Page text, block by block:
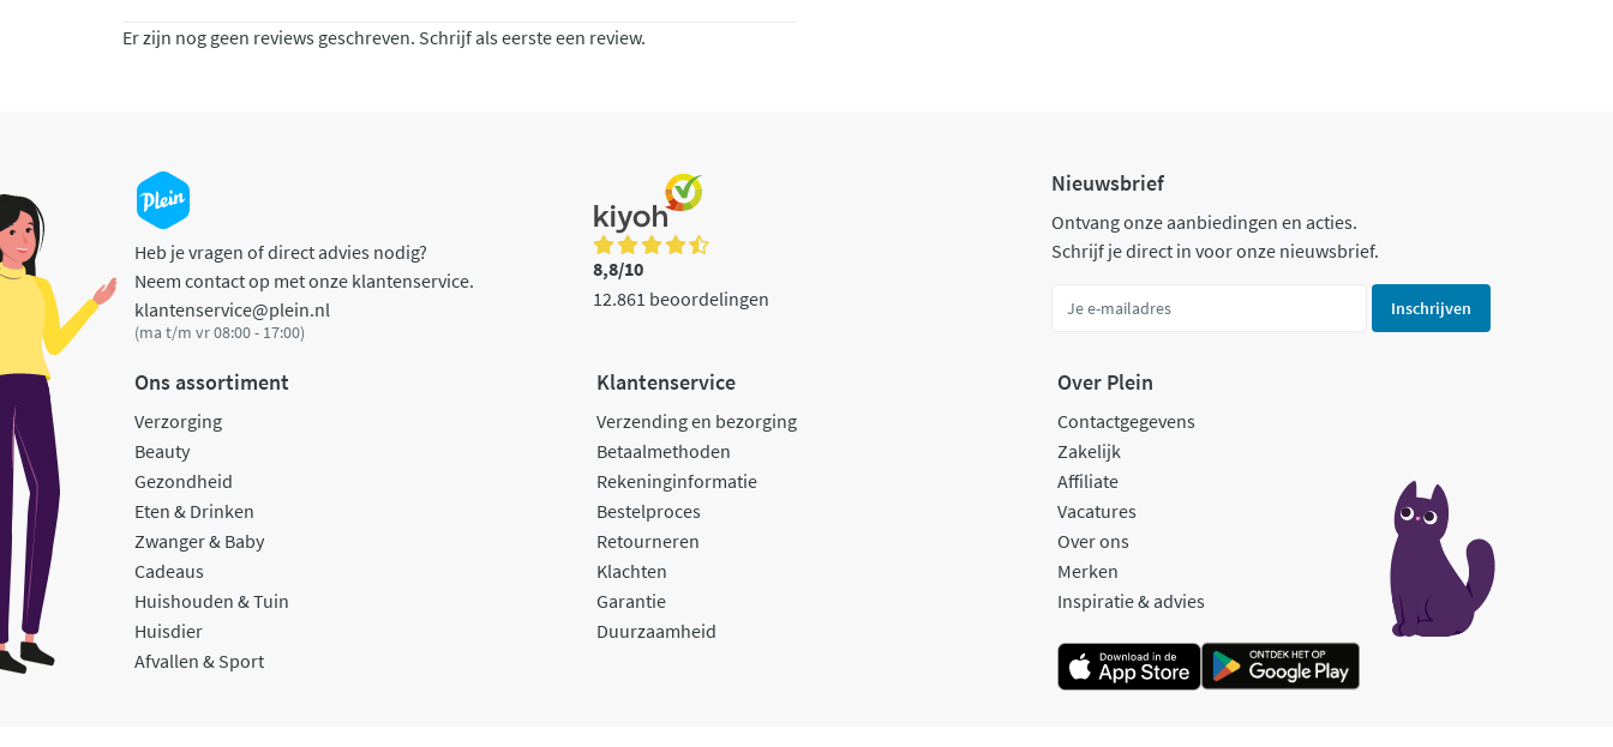
Er zijn nog geen reviews geschreven. Schrijf als eerste een review.
Heb je vragen of direct advies nodig?
Neem contact op met onze klantenservice.
klantenservice@plein.nl
(ma t/m vr 08:00 - 17:00)
8,8/10
12.861 beoordelingen
Nieuwsbrief
Ontvang onze aanbiedingen en acties.
Schrijf je direct in voor onze nieuwsbrief.
Inschrijven
Ons assortiment
Verzorging
Beauty
Gezondheid
Eten & Drinken
Zwanger & Baby
Cadeaus
Huishouden & Tuin
Huisdier
Afvallen & Sport
Klantenservice
Verzending en bezorging
Betaalmethoden
Rekeninginformatie
Bestelproces
Retourneren
Klachten
Garantie
Duurzaamheid
Over Plein
Contactgegevens
Zakelijk
Affiliate
Vacatures
Over ons
Merken
Inspiratie & advies